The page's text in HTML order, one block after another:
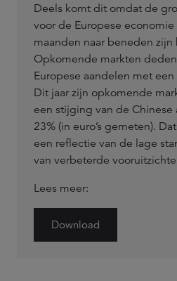
Deels komt dit omdat de
voor de Europese
maanden naar beneden
Opkomende markten
Europese aandelen met
Dit jaar zijn opkomende
een stijging van de
23% (in euro’s gemeten).
een reflectie van de lage
van verbeterde
Lees meer:
Download